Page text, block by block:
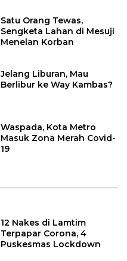
Satu Orang Tewas,
Sengketa Lahan di Mesuji
Menelan Korban
Jelang Liburan, Mau
Berlibur ke Way Kambas?
Waspada, Kota Metro
Masuk Zona Merah Covid-
19
12 Nakes di Lamtim
Terpapar Corona, 4
Puskesmas Lockdown